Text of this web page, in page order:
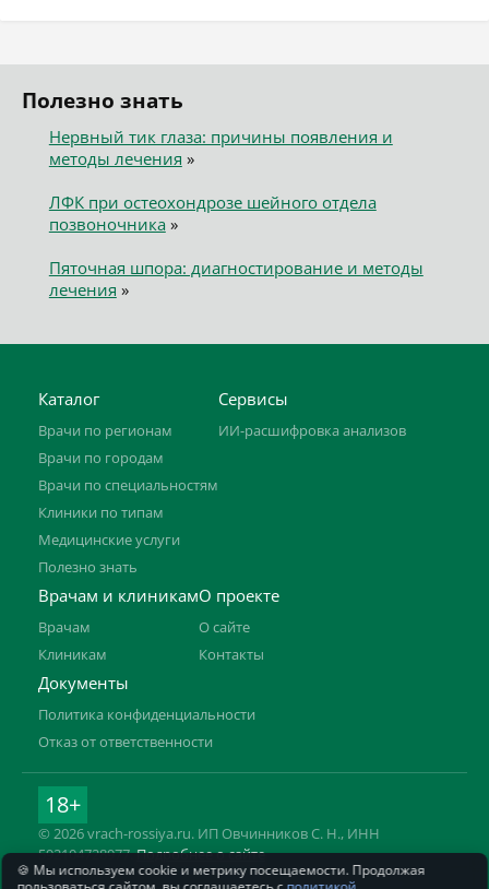
Полезно знать
Нервный тик глаза: причины появления и
методы лечения »
ЛФК при остеохондрозе шейного отдела
позвоночника»
Пяточная шпора: диагностирование и методы
лечения »
Каталог
Врачи по регионам
Врачи по городам
Врачи по специальностям
Клиники по типам
Медицинские услуги
Полезно знать
Сервисы
ИИ-расшифровка анализов
Врачам и клиникам
Врачам
Клиникам
О проекте
О сайте
Контакты
Документы
Политика конфиденциальности
Отказ от ответственности
18+
© 2026 vrach-rossiya.ru. ИП Овчинников С. Н., ИНН
592104728977.Подробнее о сайте
Информация на сайте не заменяет приём врача. Имеются
🍪 Мы используем cookie и метрику посещаемости. Продолжая